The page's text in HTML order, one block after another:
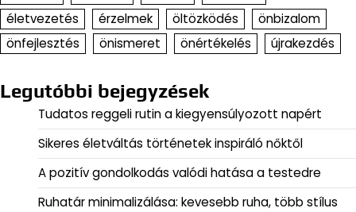
életvezetés
érzelmek öltözködés
önbizalom
önfejlesztés
önismeret önértékelés újrakezdés
Legutóbbi bejegyzések
Tudatos reggeli rutin a kiegyensúlyozott napért
Sikeres életváltás történetek inspiráló nőktől
A pozitív gondolkodás valódi hatása a testedre
Ruhatár minimalizálása: kevesebb ruha, több stílus